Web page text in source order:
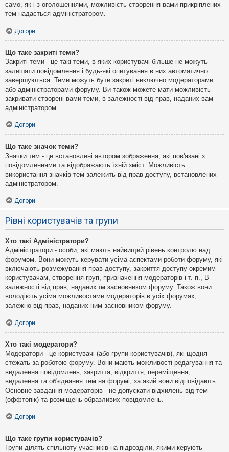
само, як і з оголошеннями, можливість створення вами прикріплених
тем надається адміністратором.
Догори
Що таке закриті теми?
Закриті теми - це такі теми, в яких користувачі більше не можуть
залишати повідомлення і будь-які опитування в них автоматично
завершуються. Теми можуть бути закриті виключно модераторами
або адміністраторами форуму. Ви також можете мати можливість
закривати створені вами теми, в залежності від прав, наданих вам
адміністратором.
Догори
Що таке значок теми?
Значки тем - це встановлені автором зображення, які пов'язані з
повідомленнями та відображають їхній зміст. Можливість
використання значків тем залежить від прав доступу, встановлених
адміністратором.
Догори
Рівні користувачів та групи
Хто такі Адміністратори?
Адміністратори - особи, які мають найвищий рівень контролю над
форумом. Вони можуть керувати усіма аспектами роботи форуму, які
включають розмежування прав доступу, закриття доступу окремим
користувачам, створення груп, призначення модераторів і т. п., В
залежності від прав, наданих їм засновником форуму. Також вони
володіють усіма можливостями модераторів в усіх форумах,
залежно від прав, наданих ним засновником форуму.
Догори
Хто такі модератори?
Модератори - це користувачі (або групи користувачів), які щодня
стежать за роботою форуму. Вони мають можливості редагування та
видалення повідомлень, закриття, відкриття, переміщення,
видалення та об'єднання тем на форумі, за який вони відповідають.
Основне завдання модераторів - не допускати відхилень від тем
(оффтопік) та розміщень образливих повідомлень.
Догори
Що таке групи користувачів?
Групи ділять спільноту учасників на підрозділи, якими керують